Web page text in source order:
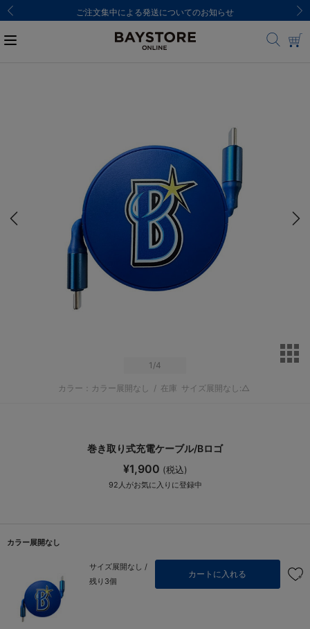
ご注文集中による発送についてのお知らせ
1 /4
カラー：カラー展開なし / 在庫 サイズ展開なし:△
巻き取り式充電ケーブル/Bロゴ
¥1,900 (税込)
92 人がお気に入りに登録中
カラー展開なし
サイズ展開なし /
残り3個
カートに入れる